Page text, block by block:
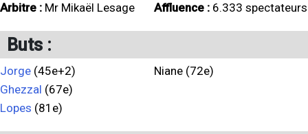
Arbitre : Mr Mikaël Lesage Affluence : 6.333 spectateurs
Buts :
Jorge (45e+2)
Ghezzal (67e)
Lopes (81e)
Niane (72e)